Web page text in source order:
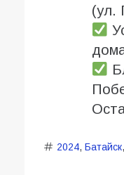
(ул.
2024, Батайск,